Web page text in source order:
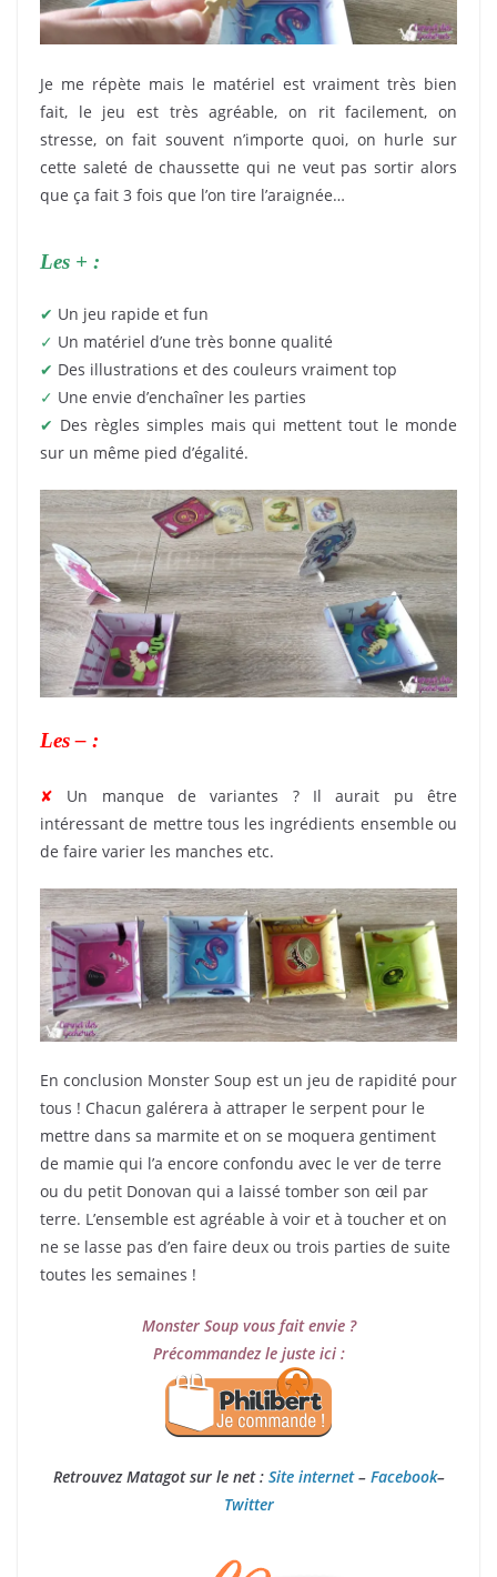
Je me répète mais le matériel est vraiment très bien
fait, le jeu est très agréable, on rit facilement, on
stresse, on fait souvent n’importe quoi, on hurle sur
cette saleté de chaussette qui ne veut pas sortir alors
que ça fait 3 fois que l’on tire l’araignée…
Les + :
✔ Un jeu rapide et fun
✓ Un matériel d’une très bonne qualité
✔ Des illustrations et des couleurs vraiment top
✓ Une envie d’enchaîner les parties
✔ Des règles simples mais qui mettent tout le monde
sur un même pied d’égalité.
Les – :
✘ Un manque de variantes ? Il aurait pu être
intéressant de mettre tous les ingrédients ensemble ou
de faire varier les manches etc.
En conclusion Monster Soup est un jeu de rapidité pour
tous ! Chacun galérera à attraper le serpent pour le
mettre dans sa marmite et on se moquera gentiment
de mamie qui l’a encore confondu avec le ver de terre
ou du petit Donovan qui a laissé tomber son œil par
terre. L’ensemble est agréable à voir et à toucher et on
ne se lasse pas d’en faire deux ou trois parties de suite
toutes les semaines !
Monster Soup vous fait envie ?
Précommandez le juste ici :
Retrouvez Matagot sur le net : Site internet– Facebook–
Twitter